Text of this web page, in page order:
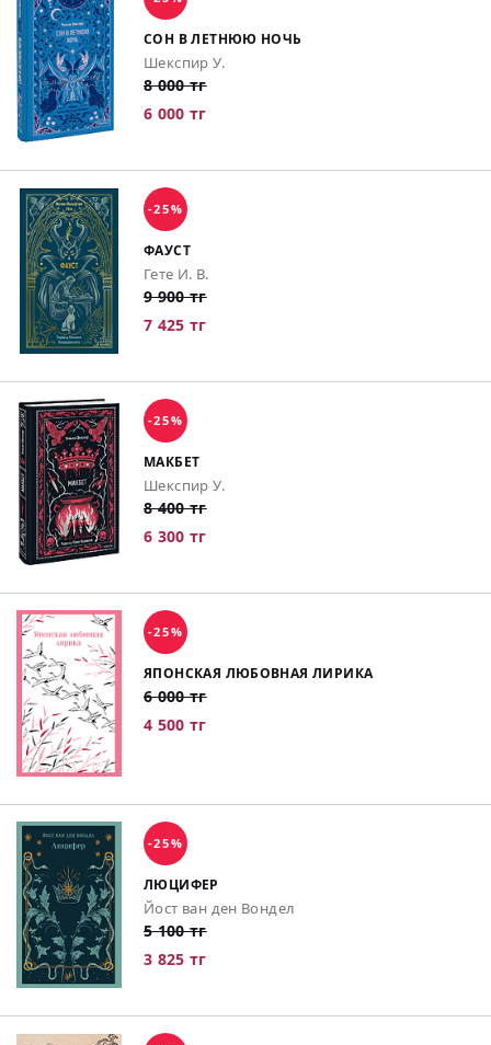
СОН В ЛЕТНЮЮ НОЧЬ
Шекспир У.
8 000 тг
6 000 тг
-25%
ФАУСТ
Гете И. В.
9 900 тг
7 425 тг
-25%
МАКБЕТ
Шекспир У.
8 400 тг
6 300 тг
-25%
ЯПОНСКАЯ ЛЮБОВНАЯ ЛИРИКА
6 000 тг
4 500 тг
-25%
ЛЮЦИФЕР
Йост ван ден Вондел
5 100 тг
3 825 тг